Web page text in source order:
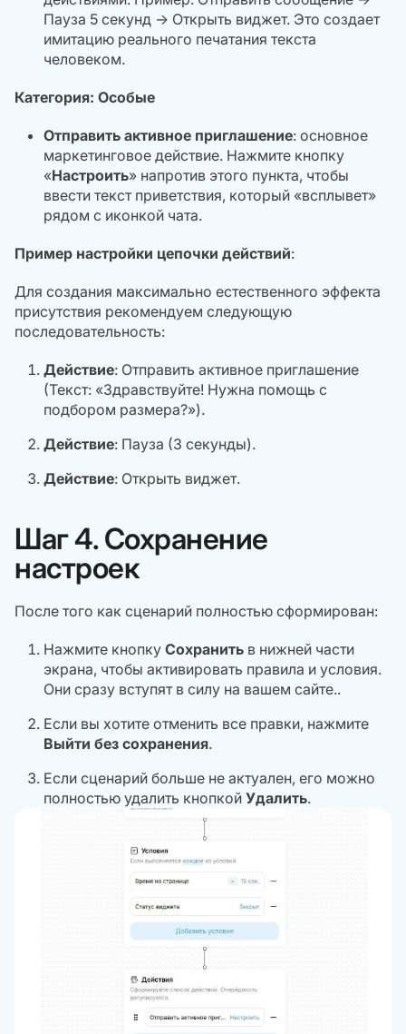
Пауза 5 секунд → Открыть виджет. Это создает
имитацию реального печатания текста
человеком.
Категория: Особые
Отправить активное приглашение: основное
маркетинговое действие. Нажмите кнопку
«Настроить» напротив этого пункта, чтобы
ввести текст приветствия, который «всплывет»
рядом с иконкой чата.
Пример настройки цепочки действий:
Для создания максимально естественного эффекта
присутствия рекомендуем следующую
последовательность:
Действие: Отправить активное приглашение
(Текст: «Здравствуйте! Нужна помощь с
подбором размера?»).
Действие: Пауза (3 секунды).
Действие: Открыть виджет.
Шаг 4. Сохранение
настроек
После того как сценарий полностью сформирован:
Нажмите кнопку Сохранить в нижней части
экрана, чтобы активировать правила и условия.
Они сразу вступят в силу на вашем сайте..
Если вы хотите отменить все правки, нажмите
Выйти без сохранения.
Если сценарий больше не актуален, его можно
полностью удалить кнопкой Удалить.